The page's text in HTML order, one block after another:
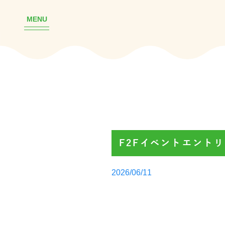
MENU
F2Fイベントエント
Posted
2026/06/11